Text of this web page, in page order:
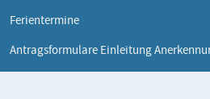
Ferientermine
Antragsformulare Einleitung